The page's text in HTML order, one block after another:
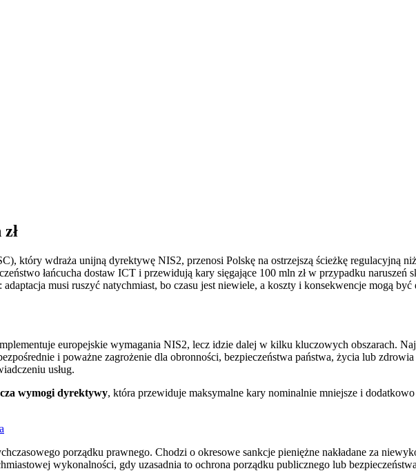
który wdraża unijną dyrektywę NIS2, przenosi Polskę na ostrzejszą ścieżkę regulacyjną
łańcucha dostaw ICT i przewidują kary sięgające 100 mln zł w przypadku naruszeń
musi ruszyć natychmiast, bo czasu jest niewiele, a koszty i konsekwencje mogą być
europejskie wymagania NIS2, lecz idzie dalej w kilku kluczowych obszarach.
i poważne zagrożenie dla obronności, bezpieczeństwa państwa, życia lub
usług.
wymogi dyrektywy, która przewiduje maksymalne kary nominalnie mniejsze i
porządku prawnego. Chodzi o okresowe sankcje pieniężne nakładane za
wykonalności, gdy uzasadnia to ochrona porządku publicznego lub